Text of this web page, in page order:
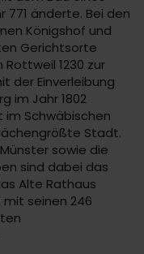
771 änderte. Bei den
Königshof und
Gerichtsorte
1230 zur
der Einverleibung
im Jahr 1802
Schwäbischen
Stadt.
sowie die
sind dabei das
Alte Rathaus
seinen 246